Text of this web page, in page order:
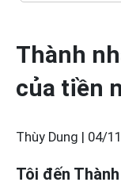
Thành
của tiền
Thùy Dung | 04/
Tôi đến